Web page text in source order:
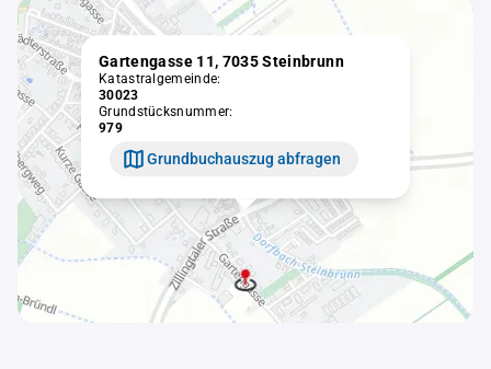
Gartengasse 11, 7035 Steinbrunn
Katastralgemeinde:
30023
Grundstücksnummer:
979
Grundbuchauszug abfragen